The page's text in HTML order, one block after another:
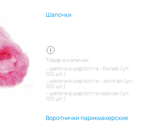
Шапочки
Товар в наличии:
шапочка шарлотта - белая (уп.
100 шт.)
шапочка шарлотта - желтая (уп.
100 шт.)
шапочка шарлотта черная (уп.
100 шт.)
Воротнички парикмахерские